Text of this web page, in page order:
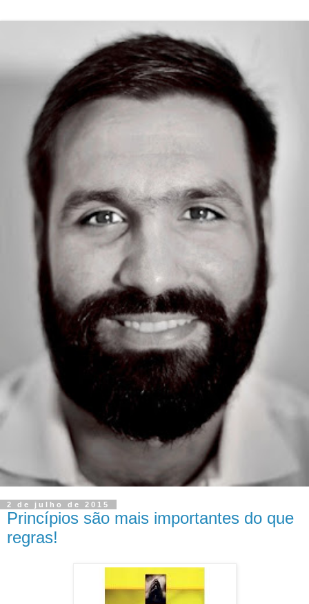
2 de julho de 2015
Princípios são mais importantes do que
regras!